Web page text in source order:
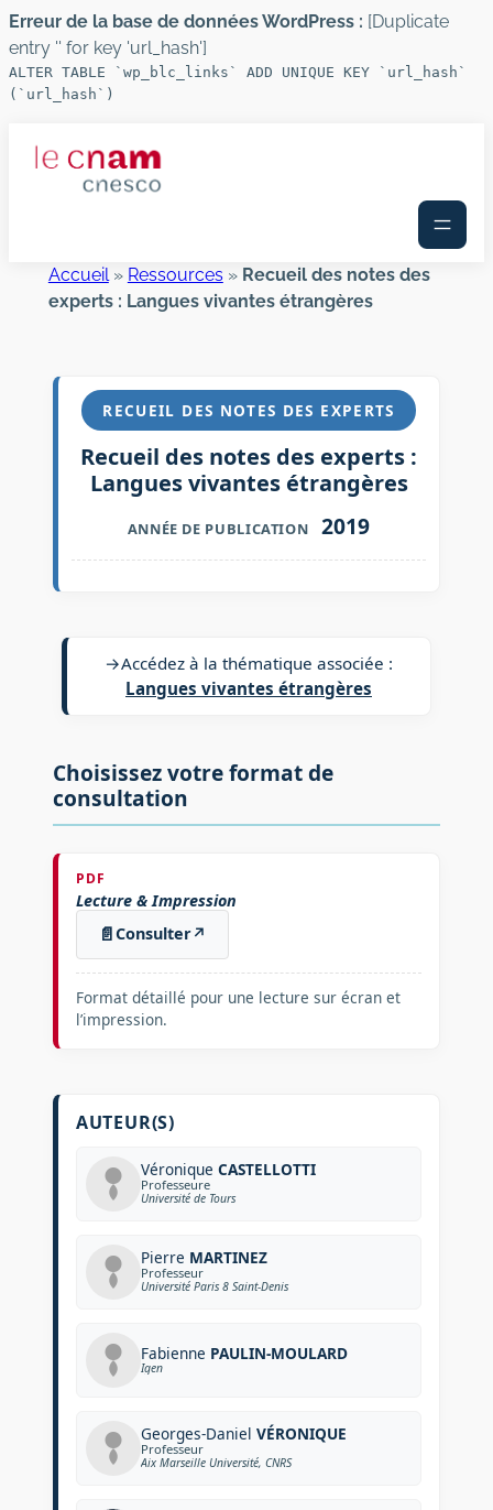
Erreur de la base de données WordPress : [Duplicate
entry '' for key 'url_hash']
ALTER TABLE `wp_blc_links` ADD UNIQUE KEY `url_hash`
(`url_hash`)
Accueil» Ressources» Recueil des notes des
experts : Langues vivantes étrangères
RECUEIL DES NOTES DES EXPERTS
Recueil des notes des experts :
Langues vivantes étrangères
ANNÉE DE PUBLICATION 2019
→Accédez à la thématique associée :
Langues vivantes étrangères
Choisissez votre format de
consultation
PDF
Lecture & Impression
📄Consulter↗
Format détaillé pour une lecture sur écran et
l’impression.
AUTEUR(S)
Véronique CASTELLOTTI
Professeure
Université de Tours
Pierre MARTINEZ
Professeur
Université Paris 8 Saint-Denis
Fabienne PAULIN-MOULARD
Igen
Georges-Daniel VÉRONIQUE
Professeur
Aix Marseille Université, CNRS